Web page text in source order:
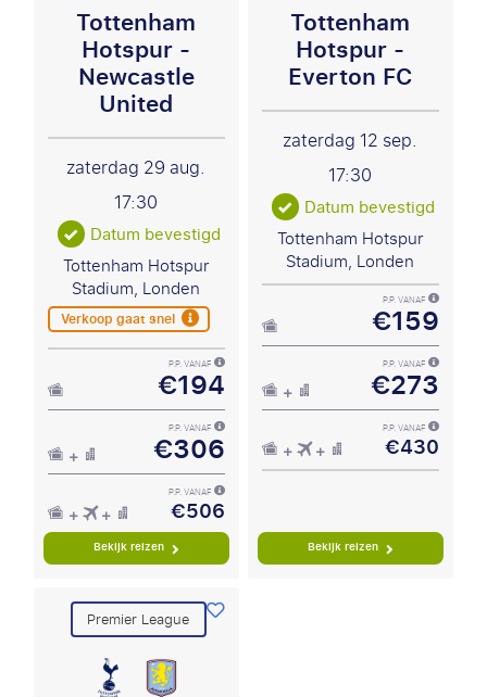
Tottenham
Hotspur -
Newcastle
United
zaterdag 29 aug.
17:30
Datum bevestigd
Tottenham Hotspur
Stadium, Londen
Verkoop gaat snel
P.P. VANAF
€194
P.P. VANAF
€306
P.P. VANAF
€506
Bekijk reizen
Tottenham
Hotspur -
Everton FC
zaterdag 12 sep.
17:30
Datum bevestigd
Tottenham Hotspur
Stadium, Londen
P.P. VANAF
€159
P.P. VANAF
€273
P.P. VANAF
€430
Bekijk reizen
Premier League